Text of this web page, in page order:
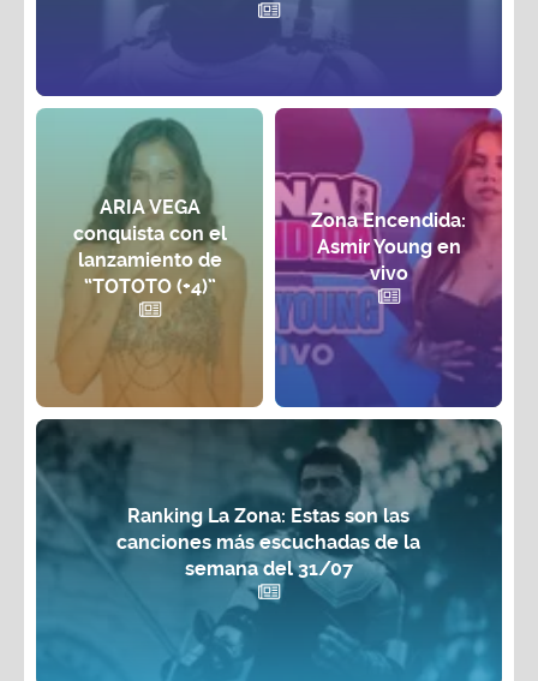
ARIA VEGA
conquista con el
lanzamiento de
“TOTOTO (+4)”
Zona Encendida:
Asmir Young en
vivo
Ranking La Zona: Estas son las
canciones más escuchadas de la
semana del 31/07